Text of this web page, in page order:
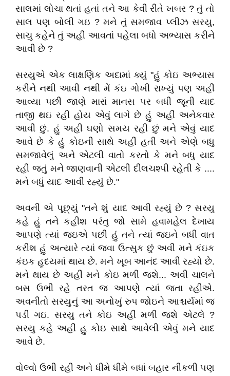
સાલમાં લોચા થતાં હતાં તને આ કેવી રીતે ખબર ? તું તો
સાલ પણ બોલી ગઇ ? મને તું સમજાવ પ્લીઝ સરયુ,
સાચુ કહેને તું અહીં આવતાં પહેલા બધો અભ્યાસ કરીને
આવી છે ?
સરયુએ એક લાક્ષણિક અદામાં ક્યું "હું કોઇ અભ્યાસ
કરીને નથી આવી નથી મેં કંઇ ગોખી રાખ્યું પણ અહીં
આવ્યા પછી જાણે મારાં માનસ પર બધી જૂની યાદ
તાજી થઇ રહી હોય એવું લાગે છે હું અહીં અનેકવાર
આવી છું. હું અહી ઘણો સમય રહી છું મને એવું યાદ
આવે છે કે હું કોઇની સાથે અહીં હતી અને એણે બધુ
સમજાવેલું અને એટલી વાતો કરતો કે મને બધુ યાદ
રહી જતું મને જાણવાની એટલી દીલચશ્પી રહેતી કે ....
મને બધું યાદ આવી રહ્યું છે."
અવની એ પૂછ્યું "તને શું યાદ આવી રહ્યું છે ? સરયુ
કહે હું તને કહીશ પરંતુ જો સામે હવામહેલ દેખાય
આપણે ત્યાં જઇએ પછી હું તને ત્યાં જઇને બધી વાત
કરીશ હું અત્યારે ત્યાં જવા ઉત્સુક છું અવી મને કંઇક
કંઇક હૃદયમાં થાય છે. મને ખૂબ આનંદ આવી રહ્યો છે.
મને થાય છે અહીં મને કોઇ મળી જશે... અવી ચાલને
બસ ઉભી રહે તરત જ આપણે ત્યાં જતા રહીએ.
અવનીતો સરયુનું આ અનોખું રુપ જોઇને આશ્ચર્યમાં જ
પડી ગઇ. સરયુ તને કોઇ અહીં મળી જશે એટલે ?
સરયુ કહે અહીં હુ કોઇ સાથે આવેલી એવું મને યાદ
આવે છે.
વોલ્વો ઉભી રહી અને ધીમે ધીમે બધાં બહાર નીકળી પણ